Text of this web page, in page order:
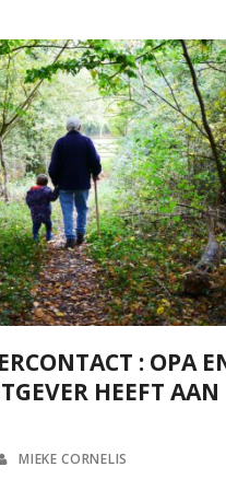
: OPA
HEEFT AAN
MIEKE CORNELIS